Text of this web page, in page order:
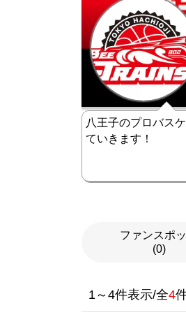
八王子のプロバス
ていきます！
ファンスポ
(0)
1～4件表示/全4